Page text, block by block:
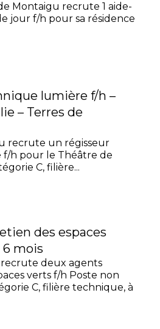
Montaigu recrute 1 aide-
jour f/h pour sa résidence
lumière f/h –
– Terres de
recrute un régisseur
h pour le Théâtre de
C, filière...
des espaces
6 mois
deux agents
verts f/h Poste non
C, filière technique, à